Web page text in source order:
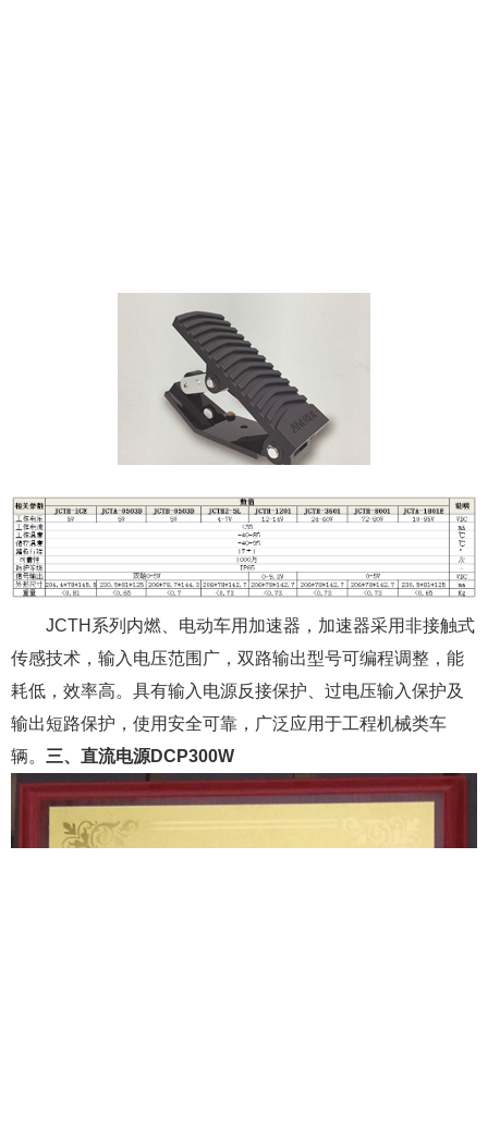
JCTH系列内燃、电动车用加速器，加速器采用非接触式
传感技术，输入电压范围广，双路输出型号可编程调整，能
耗低，效率高。具有输入电源反接保护、过电压输入保护及
输出短路保护，使用安全可靠，广泛应用于工程机械类车
辆。 三、直流电源DCP300W